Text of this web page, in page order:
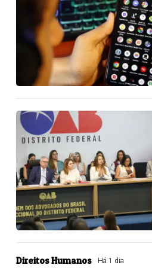
Direitos Humanos Há 1 dia